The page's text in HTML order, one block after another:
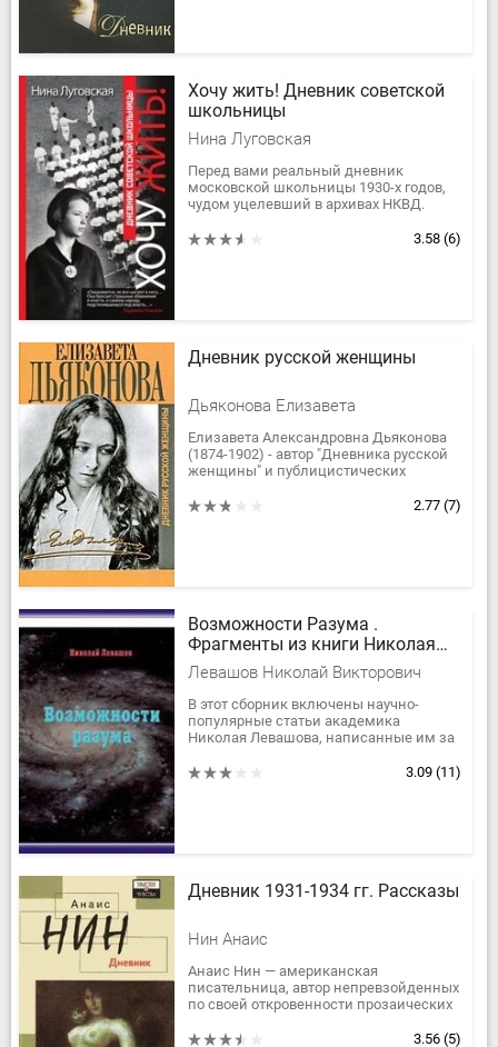
Хочу жить! Дневник советской
школьницы
Нина Луговская
Перед вами реальный дневник
московской школьницы 1930-х годов,
чудом уцелевший в архивах НКВД.
писала в дневнике то, что другие3.58 (6)
Дневник русской женщины
Дьяконова Елизавета
Елизавета Александровна Дьяконова
(1874-1902) - автор "Дневника русской
женщины" и публицистических
В.В.Розановым "явлением...
2.77 (7)
Возможности Разума .
Фрагменты из книги Николая
Викторовича
Левашов Николай Викторович
В этот сборник включены научно-
популярные статьи академика
Николая Левашова, написанные им за
автор просто, понятно и очень... 3.09 (11)
Дневник 1931-1934 гг. Рассказы
Нин Анаис
Анаис Нин — американская
писательница, автор непревзойденных
по своей откровенности прозаических
Миллер, Гор Видал, Антонет Арто,...3.56 (5)